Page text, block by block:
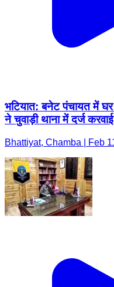
भटियात: बनेट पंचायत में
ने चुवाड़ी थाना में दर्ज
Bhattiyat, Chamba | Feb